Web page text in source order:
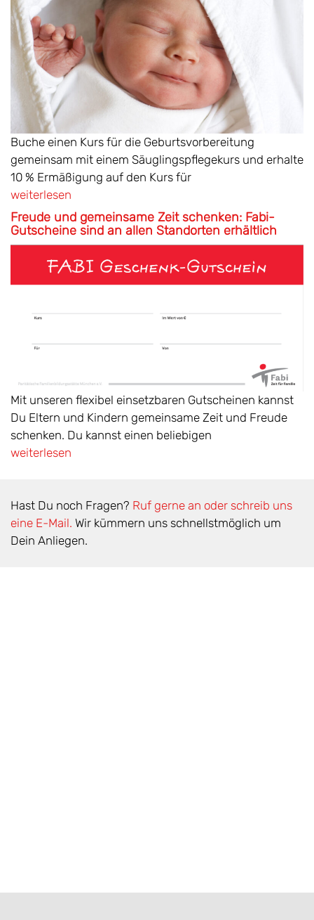
Buche einen Kurs für die Geburtsvorbereitung
gemeinsam mit einem Säuglingspflegekurs und erhalte
10 % Ermäßigung auf den Kurs für
weiterlesen
Freude und gemeinsame Zeit schenken: Fabi-
Gutscheine sind an allen Standorten erhältlich
Mit unseren flexibel einsetzbaren Gutscheinen kannst
Du Eltern und Kindern gemeinsame Zeit und Freude
schenken. Du kannst einen beliebigen
weiterlesen
Hast Du noch Fragen? Ruf gerne an oder schreib uns
eine E-Mail. Wir kümmern uns schnellstmöglich um
Dein Anliegen.